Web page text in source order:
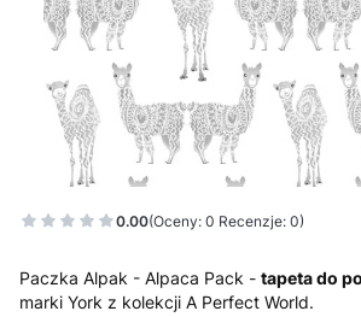
0.00(Oceny: 0 Recenzje: 0)
Paczka Alpak - Alpaca Pack - tapeta do
marki York z kolekcji A Perfect World.